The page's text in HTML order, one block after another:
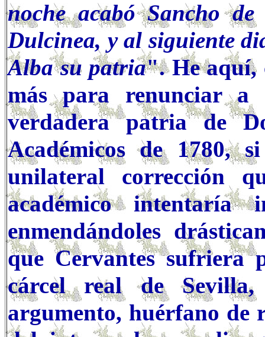
noche acabó Sancho
Dulcinea, y al siguiente
Alba su patria". He aquí,
más para renunciar a
verdadera patria de
Académicos de 1780,
unilateral corrección
académico intentaría
enmendándoles
que Cervantes sufriera
cárcel real de
argumento, huérfano de